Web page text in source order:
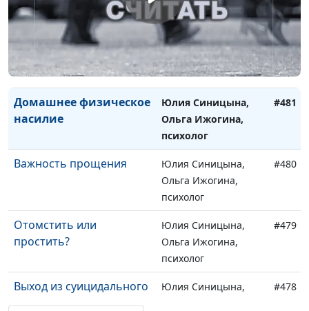
психолог
Виды домашнего
насилия
Юлия Синицына,
Ольга Ижогина,
психолог
#482
Домашнее физическое
насилие
Юлия Синицына,
Ольга Ижогина,
психолог
#481
Важность прощения
Юлия Синицына,
Ольга Ижогина,
психолог
#480
Отомстить или
простить?
Юлия Синицына,
Ольга Ижогина,
психолог
#479
Выход из суицидального
состояния
Юлия Синицына,
#478